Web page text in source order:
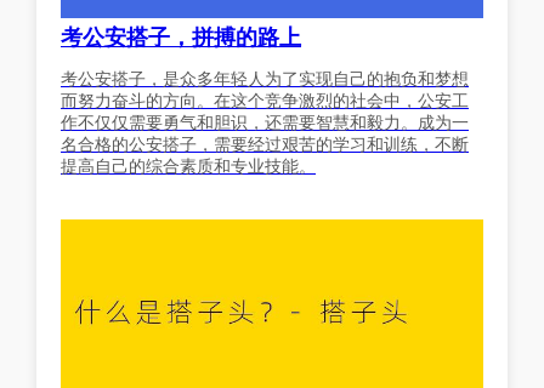
考公安搭子，拼搏的路上
考公安搭子，是众多年轻人为了实现自己的抱负和梦想
而努力奋斗的方向。在这个竞争激烈的社会中，公安工
作不仅仅需要勇气和胆识，还需要智慧和毅力。成为一
名合格的公安搭子，需要经过艰苦的学习和训练，不断
提高自己的综合素质和专业技能。